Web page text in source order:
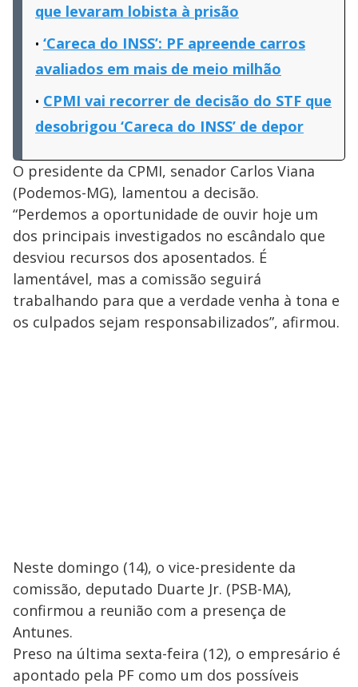
que levaram lobista à prisão
‘Careca do INSS’: PF apreende carros
avaliados em mais de meio milhão
CPMI vai recorrer de decisão do STF que
desobrigou ‘Careca do INSS’ de depor
O presidente da CPMI, senador Carlos Viana
(Podemos-MG), lamentou a decisão.
“Perdemos a oportunidade de ouvir hoje um
dos principais investigados no escândalo que
desviou recursos dos aposentados. É
lamentável, mas a comissão seguirá
trabalhando para que a verdade venha à tona e
os culpados sejam responsabilizados”, afirmou.
Neste domingo (14), o vice-presidente da
comissão, deputado Duarte Jr. (PSB-MA),
confirmou a reunião com a presença de
Antunes.
Preso na última sexta-feira (12), o empresário é
apontado pela PF como um dos possíveis